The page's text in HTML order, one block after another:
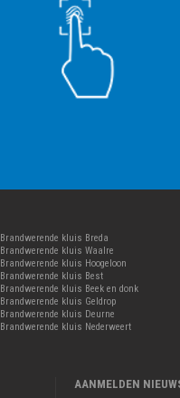
Brandwerende kluis Breda
Brandwerende kluis Waalre
Brandwerende kluis Hoogeloon
Brandwerende kluis Best
Brandwerende kluis Beek en donk
Brandwerende kluis Geldrop
Brandwerende kluis Deurne
Brandwerende kluis Nederweert
AANMELDEN